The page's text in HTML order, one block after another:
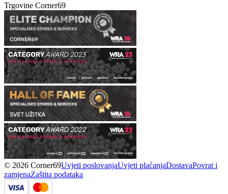
Trgovine Corner69
© 2026 Corner69Uvjeti poslovanjaUvjeti plaćanjaDostavaPovrat i
zamjenaZaštita podataka